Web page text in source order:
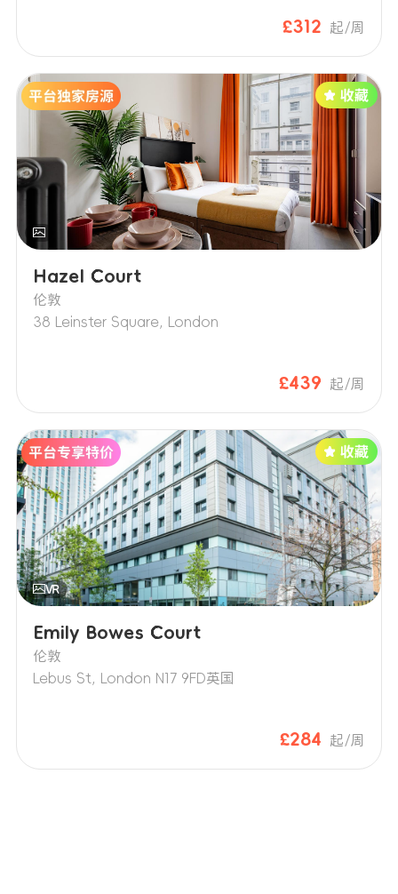
£312 起/周
Hazel Court
伦敦
38 Leinster Square, London
£439 起/周
Emily Bowes Court
伦敦
Lebus St, London N17 9FD英国
£284 起/周